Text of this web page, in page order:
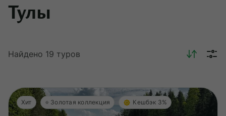
По России
По миру
Индивидуальные
Тулы
Найдено 19 туров
Хит ⭐️ Золотая коллекция Кешбэк 3%